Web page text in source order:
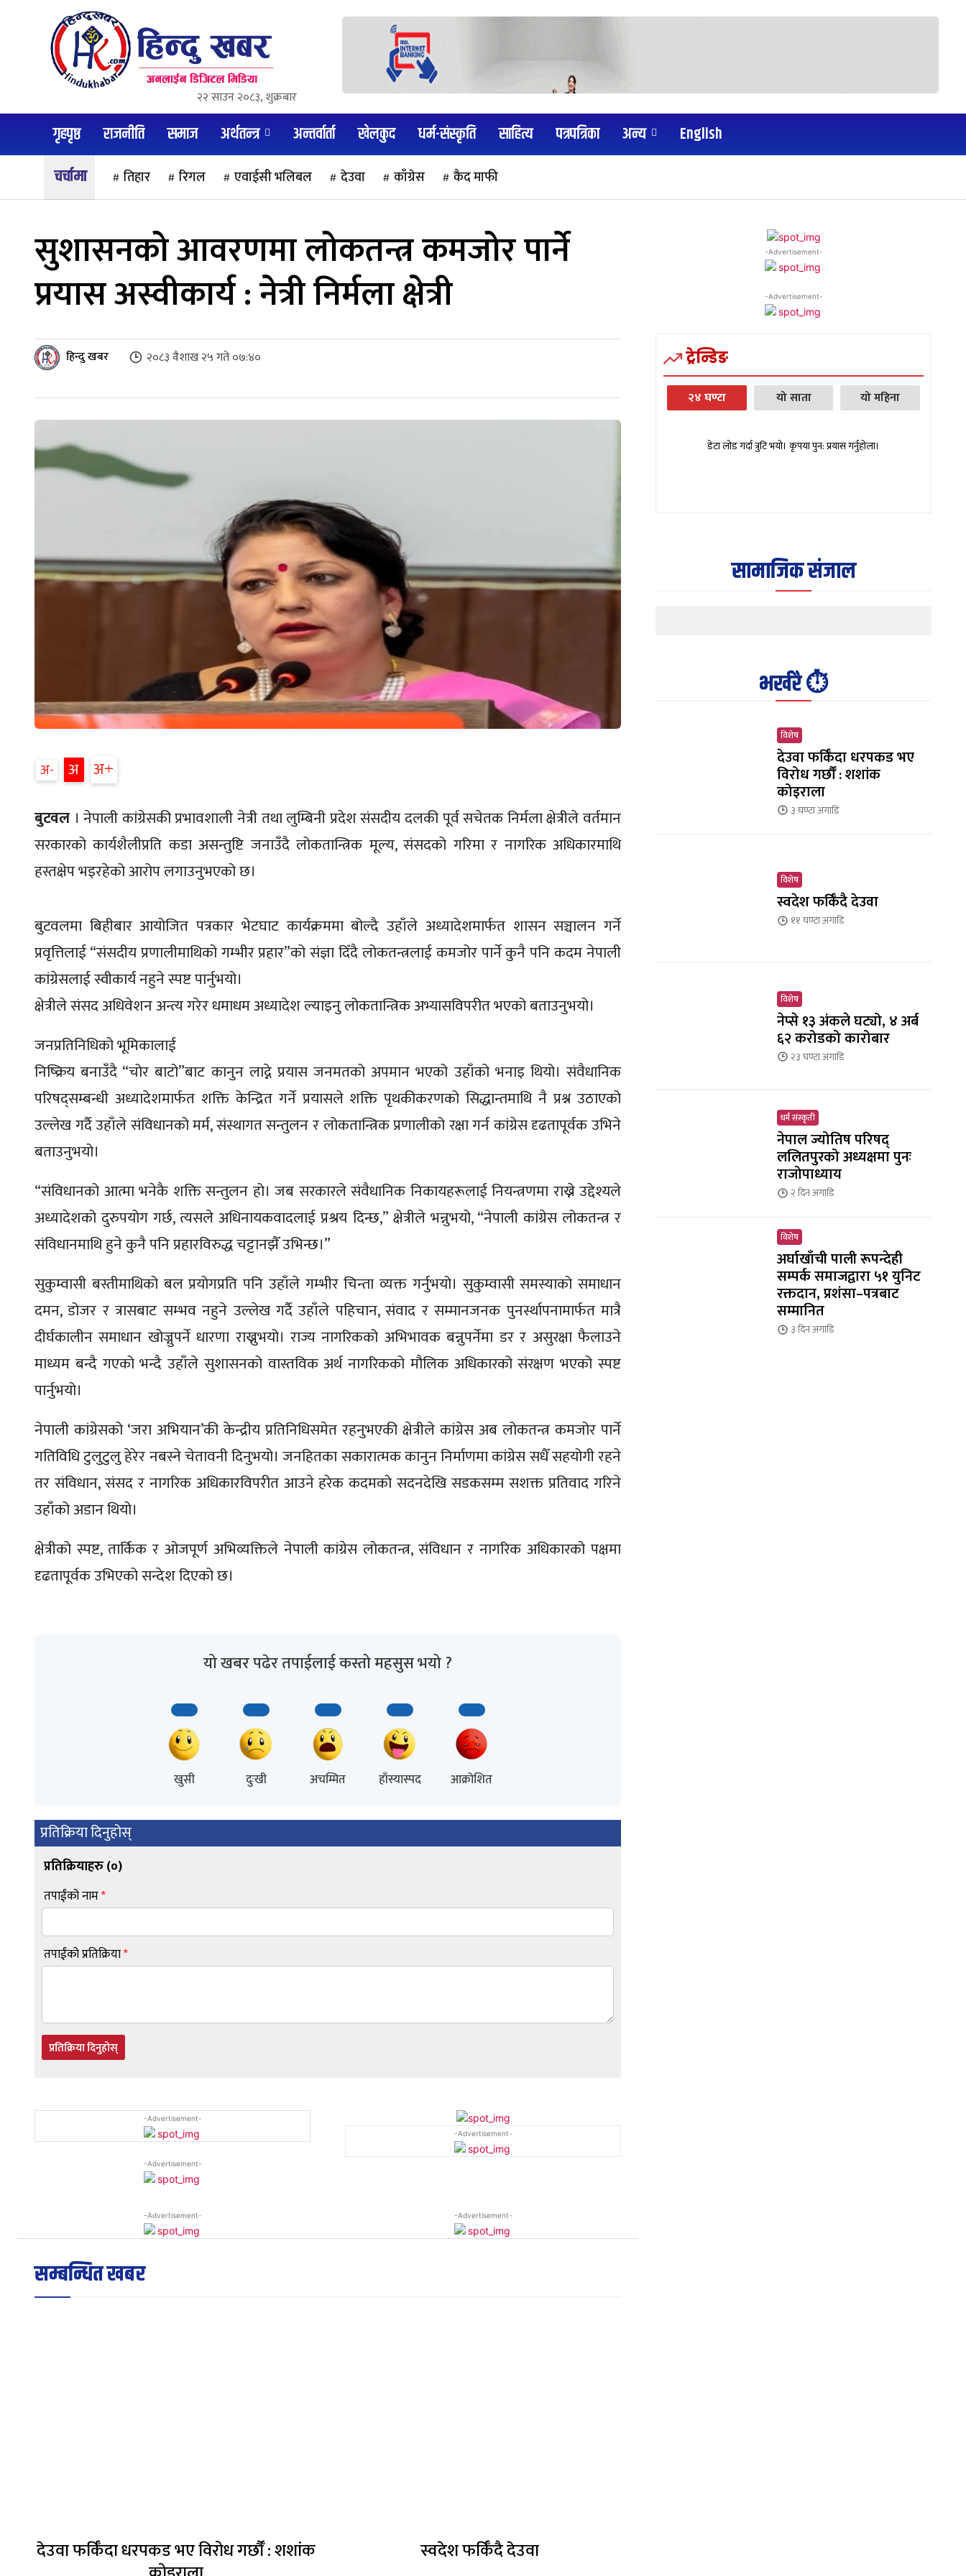
२२ साउन २०८३, शुक्रबार
गृहपृष्ठ राजनीति समाज अर्थतन्त्र अन्तर्वार्ता खेलकुद धर्म-संस्कृति साहित्य पत्रपत्रिका अन्य English
तिहार रिगल एवाईसी भलिबल देउवा काँग्रेस कैद माफी
सुशासनको आवरणमा लोकतन्त्र कमजोर पार्ने
प्रयास अस्वीकार्य : नेत्री निर्मला क्षेत्री
हिन्दु खबर २०८३ वैशाख २५ गते ०७:४०
अ- अ अ+
बुटवल । नेपाली कांग्रेसकी प्रभावशाली नेत्री तथा लुम्बिनी प्रदेश संसदीय दलकी पूर्व सचेतक निर्मला क्षेत्रीले वर्तमान
सरकारको कार्यशैलीप्रति कडा असन्तुष्टि जनाउँदै लोकतान्त्रिक मूल्य, संसदको गरिमा र नागरिक अधिकारमाथि
हस्तक्षेप भइरहेको आरोप लगाउनुभएको छ।
बुटवलमा बिहीबार आयोजित पत्रकार भेटघाट कार्यक्रममा बोल्दै उहाँले अध्यादेशमार्फत शासन सञ्चालन गर्ने
प्रवृत्तिलाई “संसदीय प्रणालीमाथिको गम्भीर प्रहार”को संज्ञा दिँदै लोकतन्त्रलाई कमजोर पार्ने कुनै पनि कदम नेपाली
कांग्रेसलाई स्वीकार्य नहुने स्पष्ट पार्नुभयो।
क्षेत्रीले संसद अधिवेशन अन्त्य गरेर धमाधम अध्यादेश ल्याइनु लोकतान्त्रिक अभ्यासविपरीत भएको बताउनुभयो।
जनप्रतिनिधिको भूमिकालाई
निष्क्रिय बनाउँदै “चोर बाटो”बाट कानुन लाद्ने प्रयास जनमतको अपमान भएको उहाँको भनाइ थियो। संवैधानिक
परिषद्सम्बन्धी अध्यादेशमार्फत शक्ति केन्द्रित गर्ने प्रयासले शक्ति पृथकीकरणको सिद्धान्तमाथि नै प्रश्न उठाएको
उल्लेख गर्दै उहाँले संविधानको मर्म, संस्थागत सन्तुलन र लोकतान्त्रिक प्रणालीको रक्षा गर्न कांग्रेस दृढतापूर्वक उभिने
बताउनुभयो।
“संविधानको आत्मा भनेकै शक्ति सन्तुलन हो। जब सरकारले संवैधानिक निकायहरूलाई नियन्त्रणमा राख्ने उद्देश्यले
अध्यादेशको दुरुपयोग गर्छ, त्यसले अधिनायकवादलाई प्रश्रय दिन्छ,” क्षेत्रीले भन्नुभयो, “नेपाली कांग्रेस लोकतन्त्र र
संविधानमाथि हुने कुनै पनि प्रहारविरुद्ध चट्टानझैँ उभिन्छ।”
सुकुम्वासी बस्तीमाथिको बल प्रयोगप्रति पनि उहाँले गम्भीर चिन्ता व्यक्त गर्नुभयो। सुकुम्वासी समस्याको समाधान
दमन, डोजर र त्रासबाट सम्भव नहुने उल्लेख गर्दै उहाँले पहिचान, संवाद र सम्मानजनक पुनर्स्थापनामार्फत मात्रै
दीर्घकालीन समाधान खोज्नुपर्ने धारणा राख्नुभयो। राज्य नागरिकको अभिभावक बन्नुपर्नेमा डर र असुरक्षा फैलाउने
माध्यम बन्दै गएको भन्दै उहाँले सुशासनको वास्तविक अर्थ नागरिकको मौलिक अधिकारको संरक्षण भएको स्पष्ट
पार्नुभयो।
नेपाली कांग्रेसको ‘जरा अभियान’की केन्द्रीय प्रतिनिधिसमेत रहनुभएकी क्षेत्रीले कांग्रेस अब लोकतन्त्र कमजोर पार्ने
गतिविधि टुलुटुलु हेरेर नबस्ने चेतावनी दिनुभयो। जनहितका सकारात्मक कानुन निर्माणमा कांग्रेस सधैँ सहयोगी रहने
तर संविधान, संसद र नागरिक अधिकारविपरीत आउने हरेक कदमको सदनदेखि सडकसम्म सशक्त प्रतिवाद गरिने
उहाँको अडान थियो।
क्षेत्रीको स्पष्ट, तार्किक र ओजपूर्ण अभिव्यक्तिले नेपाली कांग्रेस लोकतन्त्र, संविधान र नागरिक अधिकारको पक्षमा
दृढतापूर्वक उभिएको सन्देश दिएको छ।
यो खबर पढेर तपाईलाई कस्तो महसुस भयो ?
खुसी दुःखी अचम्मित हाँस्यास्पद आक्रोशित
प्रतिक्रिया दिनुहोस्
प्रतिक्रियाहरु (०)
तपाईंको नाम*
तपाईंको प्रतिक्रिया*
प्रतिक्रिया दिनुहोस्
-Advertisement-
-Advertisement-
-Advertisement-
-Advertisement- -Advertisement-
सम्बन्धित खबर
देउवा फर्किँदा धरपकड भए विरोध गर्छौँं : शशांक स्वदेश फर्किँदै देउवा
-Advertisement-
-Advertisement-
ट्रेन्डिङ
२४ घण्टा यो साता यो महिना
डेटा लोड गर्दा त्रुटि भयो। कृपया पुन: प्रयास गर्नुहोला।
सामाजिक संजाल
भर्खरै ⏱️
विशेष
देउवा फर्किँदा धरपकड भए
विरोध गर्छौँं : शशांक
कोइराला
३ घण्टाअगाडि
विशेष
स्वदेश फर्किँदै देउवा
११ घण्टाअगाडि
विशेष
नेप्से १३ अंकले घट्यो, ४ अर्ब
६२ करोडको कारोबार
२३ घण्टाअगाडि
धर्म संस्कृती
नेपाल ज्योतिष परिषद्
ललितपुरको अध्यक्षमा पुनः
राजोपाध्याय
२ दिनअगाडि
विशेष
अर्घाखाँची पाली रूपन्देही
सम्पर्क समाजद्वारा ५१ युनिट
रक्तदान, प्रशंसा–पत्रबाट
सम्मानित
३ दिनअगाडि